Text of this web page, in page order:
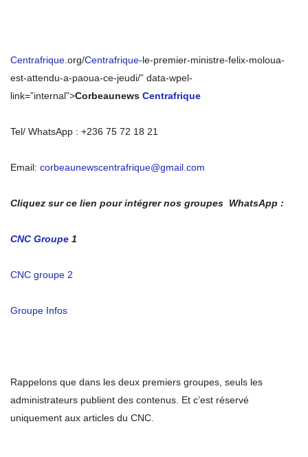
Centrafrique.org/Centrafrique-le-premier-ministre-felix-moloua-
est-attendu-a-paoua-ce-jeudi/” data-wpel-
link=”internal”>Corbeaunews Centrafrique
Tel/ WhatsApp : +236 75 72 18 21
Email: corbeaunewscentrafrique@gmail.com
Cliquez sur ce lien pour intégrer nos groupes WhatsApp :
CNC Groupe 1
CNC groupe 2
Groupe Infos
Rappelons que dans les deux premiers groupes, seuls les
administrateurs publient des contenus. Et c’est réservé
uniquement aux articles du CNC.